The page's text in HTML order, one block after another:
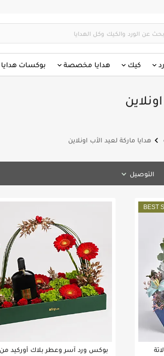
كيك هدايا مخصصة بوكسات هدايا
keyboard_arrow_left هدايا ماركة لعيد الأب اونلاين
التوصيل